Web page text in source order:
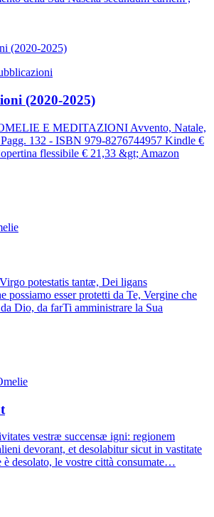
(2020-2025)
E MEDITAZIONI Avvento, Natale,
132 - ISBN 979-8276744957 Kindle €
flessibile € 21,33 &gt; Amazon
potestatis tantæ, Dei ligans
possiamo esser protetti da Te, Vergine che
Dio, da farTi amministrare la Sua
vestræ succensæ igni: regionem
devorant, et desolabitur sicut in vastitate
è desolato, le vostre città consumate…